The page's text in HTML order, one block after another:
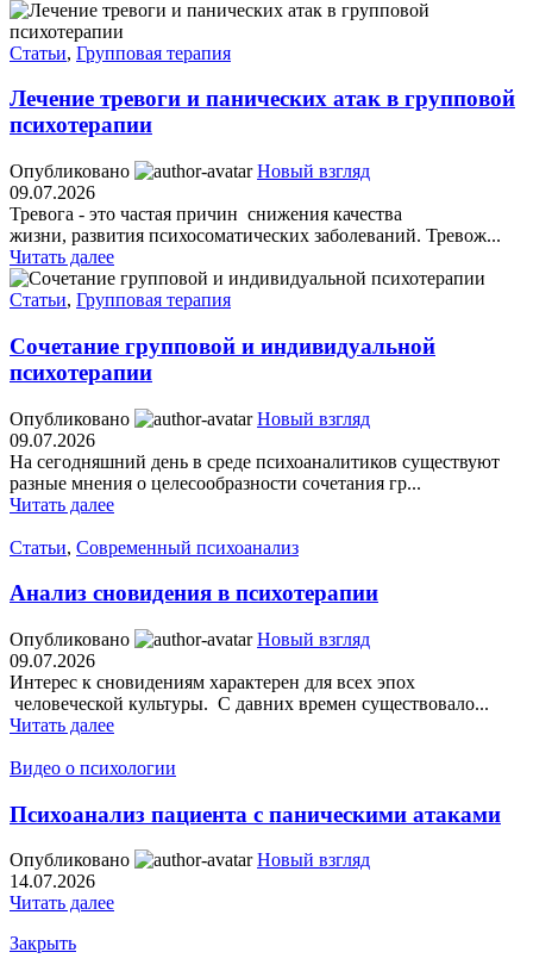
Статьи, Групповая терапия
Лечение тревоги и панических атак в групповой
психотерапии
Опубликовано
Новый взгляд
09.07.2026
Тревога - это частая причин снижения качества
жизни, развития психосоматических заболеваний. Тревож...
Читать далее
Статьи, Групповая терапия
Cочетание групповой и индивидуальной
психотерапии
Опубликовано
Новый взгляд
09.07.2026
На сегодняшний день в среде психоаналитиков существуют
разные мнения о целесообразности сочетания гр...
Читать далее
Статьи, Современный психоанализ
Анализ сновидения в психотерапии
Опубликовано
Новый взгляд
09.07.2026
Интерес к сновидениям характерен для всех эпох
человеческой культуры. С давних времен существовало...
Читать далее
Видео о психологии
Психоанализ пациента с паническими атаками
Опубликовано
Новый взгляд
14.07.2026
Читать далее
Закрыть